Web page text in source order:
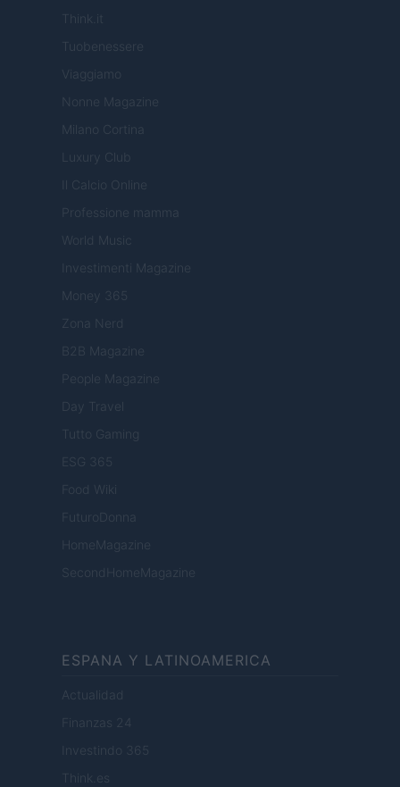
Think.it
Tuobenessere
Viaggiamo
Nonne Magazine
Milano Cortina
Luxury Club
Il Calcio Online
Professione mamma
World Music
Investimenti Magazine
Money 365
Zona Nerd
B2B Magazine
People Magazine
Day Travel
Tutto Gaming
ESG 365
Food Wiki
FuturoDonna
HomeMagazine
SecondHomeMagazine
ESPANA Y LATINOAMERICA
Actualidad
Finanzas 24
Investindo 365
Think.es